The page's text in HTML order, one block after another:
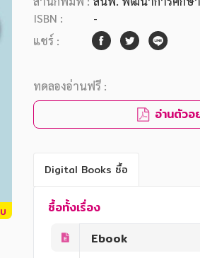
ISBN :
-
แชร์ :
ทดลองอ่านฟรี :
อ่านตัวอ
Digital Books ซื้อ
ซื้อทั้งเรื่อง
Ebook